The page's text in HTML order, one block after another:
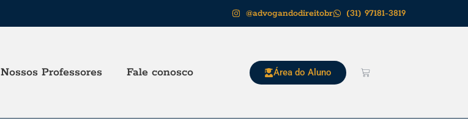
@advogandodireitobr (31) 97181-3819
Nossos Professores Fale conosco Área do Aluno